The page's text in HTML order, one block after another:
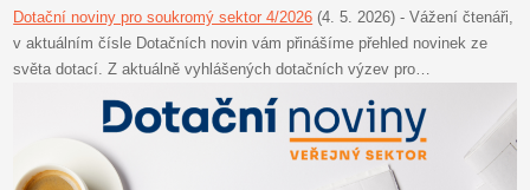
Dotační noviny pro soukromý sektor 4/2026 (4. 5. 2026) - Vážení čtenáři,
v aktuálním čísle Dotačních novin vám přinášíme přehled novinek ze
světa dotací. Z aktuálně vyhlášených dotačních výzev pro…